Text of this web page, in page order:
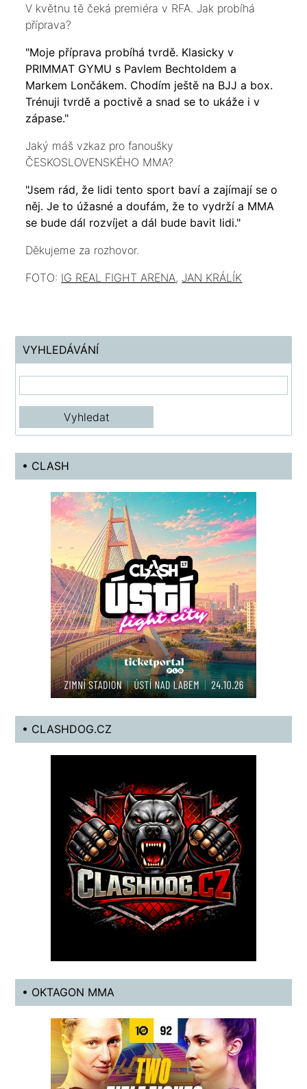
V květnu tě čeká premiéra v RFA. Jak probíhá
příprava?
"Moje příprava probíhá tvrdě. Klasicky v
PRIMMAT GYMU s Pavlem Bechtoldem a
Markem Lončákem. Chodím ještě na BJJ a box.
Trénuji tvrdě a poctivě a snad se to ukáže i v
zápase."
Jaký máš vzkaz pro fanoušky
ČESKOSLOVENSKÉHO MMA?
"Jsem rád, že lidi tento sport baví a zajímají se o
něj. Je to úžasné a doufám, že to vydrží a MMA
se bude dál rozvíjet a dál bude bavit lidi."
Děkujeme za rozhovor.
FOTO: IG REAL FIGHT ARENA, JAN KRÁLÍK
VYHLEDÁVÁNÍ
• CLASH
• CLASHDOG.CZ
• OKTAGON MMA